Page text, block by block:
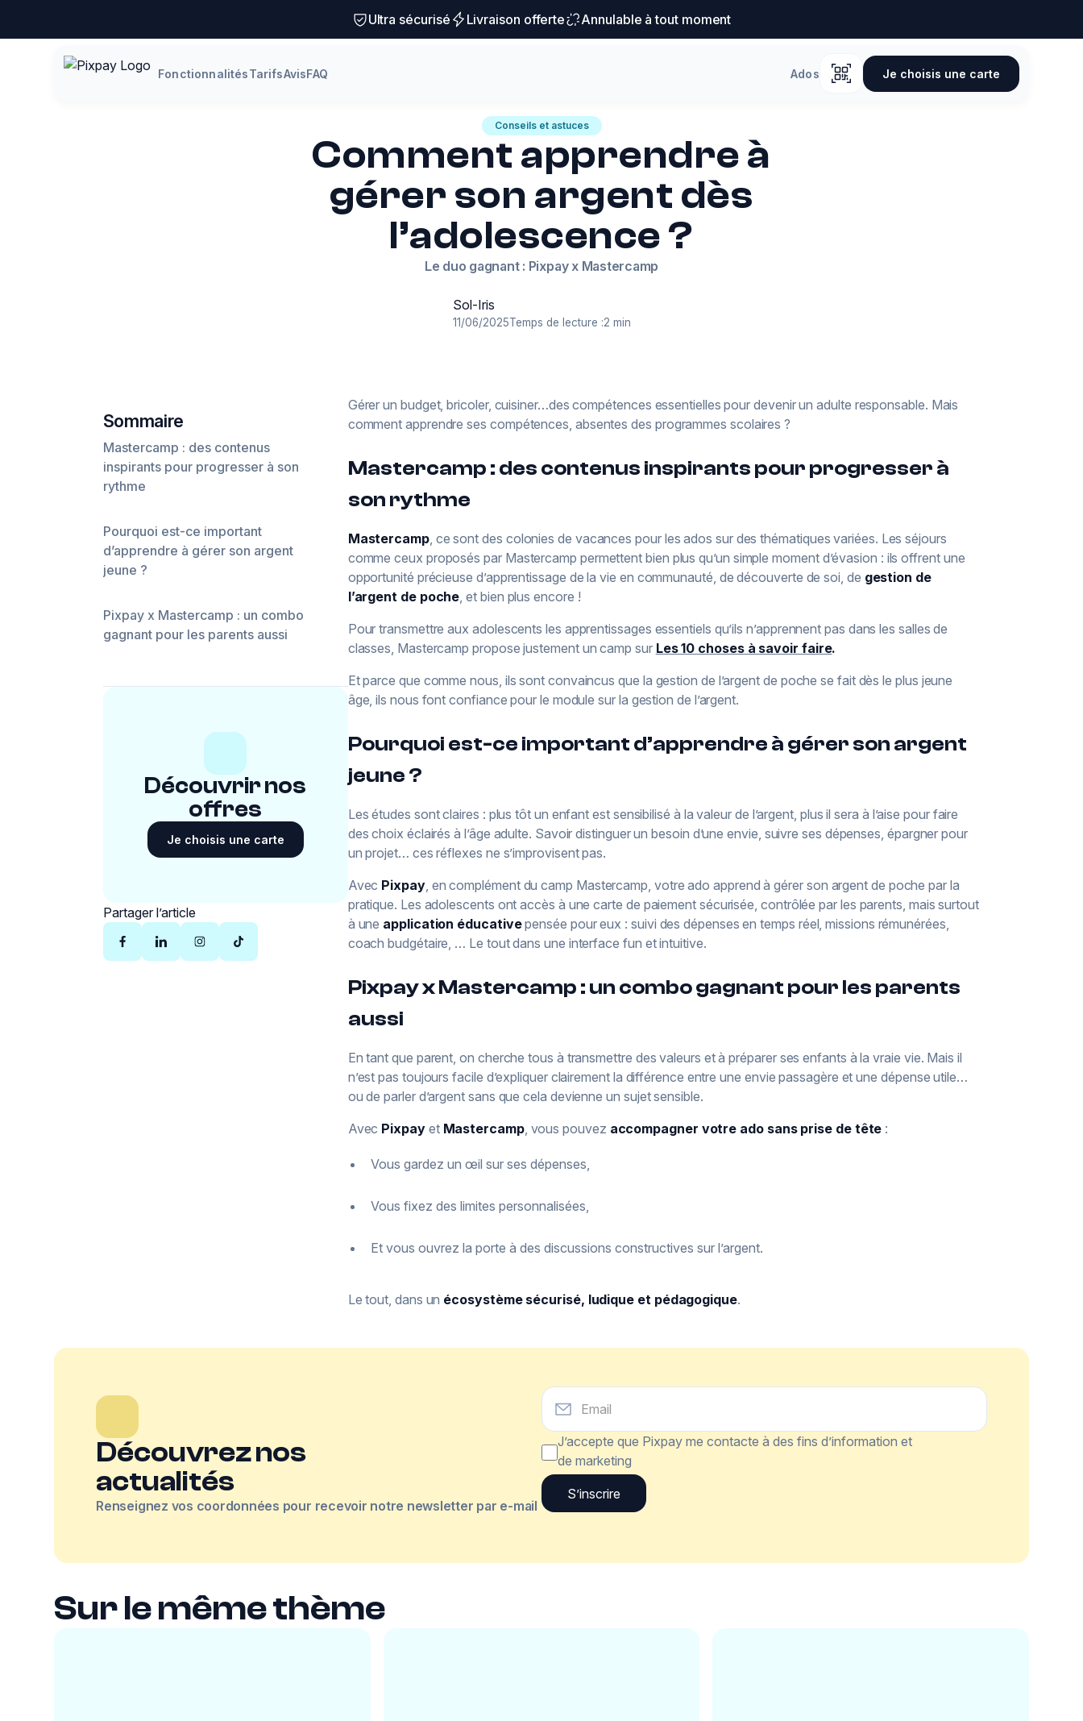
Ultra sécurisé Livraison offerte Annulable à tout moment
FonctionnalitésTarifsAvisFAQ Ados Je choisis une carte
Conseils et astuces
Comment apprendre à
gérer son argent dès
l’adolescence ?
Le duo gagnant : Pixpay x Mastercamp
Sol-Iris
11/06/2025Temps de lecture :2 min
Sommaire
Mastercamp : des contenus
inspirants pour progresser à son
rythme
Pourquoi est-ce important
d’apprendre à gérer son argent
jeune ?
Pixpay x Mastercamp : un combo
gagnant pour les parents aussi
Découvrir nos
offres
Je choisis une carte
Partager l’article
Gérer un budget, bricoler, cuisiner…des compétences essentielles pour devenir un adulte responsable. Mais
comment apprendre ses compétences, absentes des programmes scolaires ?
Mastercamp : des contenus inspirants pour progresser à
son rythme
Mastercamp, ce sont des colonies de vacances pour les ados sur des thématiques variées. Les séjours
comme ceux proposés par Mastercamp permettent bien plus qu’un simple moment d’évasion : ils offrent une
opportunité précieuse d’apprentissage de la vie en communauté, de découverte de soi, de gestion de
l’argent de poche, et bien plus encore !
Pour transmettre aux adolescents les apprentissages essentiels qu’ils n’apprennent pas dans les salles de
classes, Mastercamp propose justement un camp sur Les 10 choses à savoir faire.
Et parce que comme nous, ils sont convaincus que la gestion de l’argent de poche se fait dès le plus jeune
âge, ils nous font confiance pour le module sur la gestion de l’argent.
Pourquoi est-ce important d’apprendre à gérer son argent
jeune ?
Les études sont claires : plus tôt un enfant est sensibilisé à la valeur de l’argent, plus il sera à l’aise pour faire
des choix éclairés à l’âge adulte. Savoir distinguer un besoin d’une envie, suivre ses dépenses, épargner pour
un projet… ces réflexes ne s’improvisent pas.
Avec Pixpay, en complément du camp Mastercamp, votre ado apprend à gérer son argent de poche par la
pratique. Les adolescents ont accès à une carte de paiement sécurisée, contrôlée par les parents, mais surtout
à une application éducativepensée pour eux : suivi des dépenses en temps réel, missions rémunérées,
coach budgétaire, … Le tout dans une interface fun et intuitive.
Pixpay x Mastercamp : un combo gagnant pour les parents
aussi
En tant que parent, on cherche tous à transmettre des valeurs et à préparer ses enfants à la vraie vie. Mais il
n’est pas toujours facile d’expliquer clairement la différence entre une envie passagère et une dépense utile…
ou de parler d’argent sans que cela devienne un sujet sensible.
Avec Pixpayet Mastercamp, vous pouvez accompagner votre ado sans prise de tête :
Vous gardez un œil sur ses dépenses,
Vous fixez des limites personnalisées,
Et vous ouvrez la porte à des discussions constructives sur l’argent.
Le tout, dans un écosystème sécurisé, ludique et pédagogique.
Découvrez nos
actualités
Renseignez vos coordonnées pour recevoir notre newsletter par e-mail
J’accepte que Pixpay me contacte à des fins d’information et
de marketing
Sur le même thème